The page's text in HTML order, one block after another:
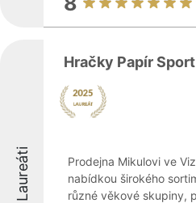
Laureáti
Hračky Papír
Prodejna Mikulovi ve
nabídkou širokého
různé věkové skupiny,